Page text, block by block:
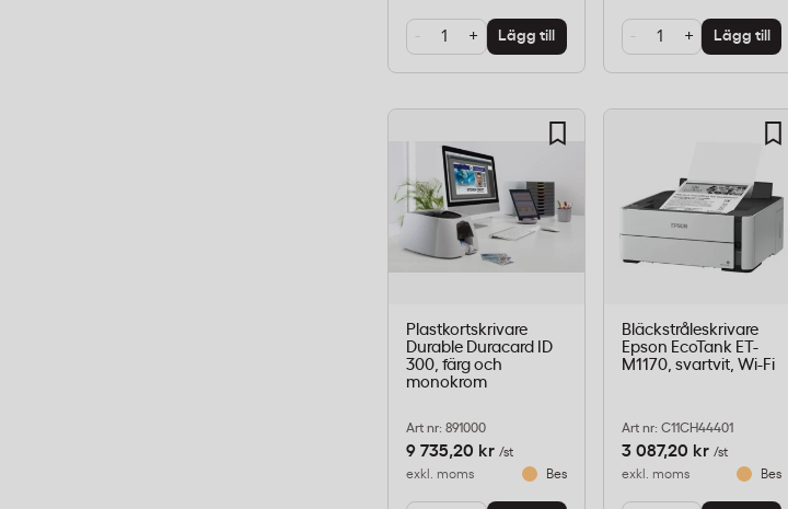
- + Lägg till - + Lägg till
Plastkortskrivare
Durable Duracard ID
300, färg och
monokrom
Art nr: 891000
9 735,20 kr /st
exkl. moms
Beställningsvara
Bläckstråleskrivare
Epson EcoTank ET-
M1170, svartvit, Wi-Fi
Art nr: C11CH44401
3 087,20 kr /st
exkl. moms